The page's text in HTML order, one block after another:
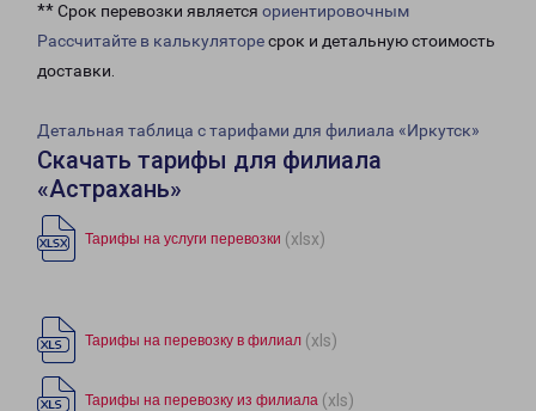
** Срок перевозки является ориентировочным
Рассчитайте в калькуляторесрок и детальную стоимость
доставки.
Детальная таблица с тарифами для филиала «Иркутск»
Скачать тарифы для филиала
«Астрахань»
Тарифы на услуги перевозки (xlsx)
Тарифы на перевозку в филиал (xls)
Тарифы на перевозку из филиала (xls)